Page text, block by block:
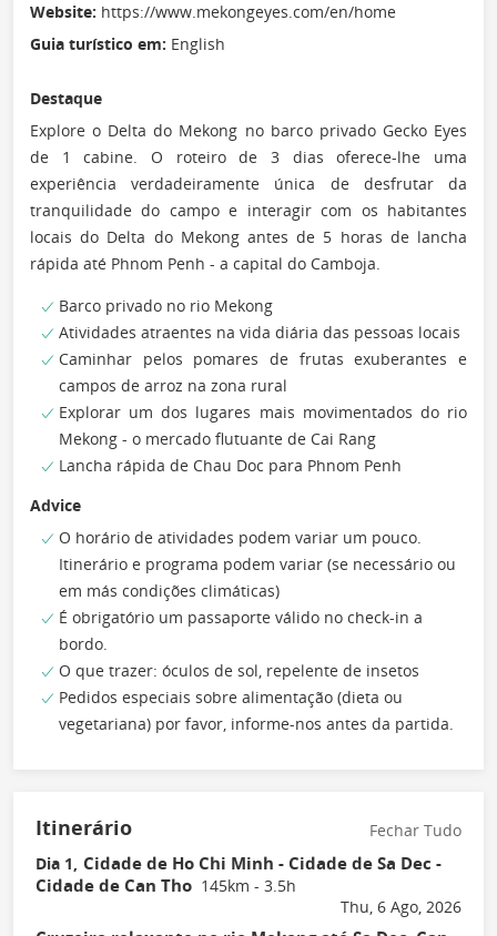
Website: https://www.mekongeyes.com/en/home
Guia turístico em: English
Destaque
Explore o Delta do Mekong no barco privado Gecko Eyes
de 1 cabine. O roteiro de 3 dias oferece-lhe uma
experiência verdadeiramente única de desfrutar da
tranquilidade do campo e interagir com os habitantes
locais do Delta do Mekong antes de 5 horas de lancha
rápida até Phnom Penh - a capital do Camboja.
Barco privado no rio Mekong
Atividades atraentes na vida diária das pessoas locais
Caminhar pelos pomares de frutas exuberantes e
campos de arroz na zona rural
Explorar um dos lugares mais movimentados do rio
Mekong - o mercado flutuante de Cai Rang
Lancha rápida de Chau Doc para Phnom Penh
Advice
O horário de atividades podem variar um pouco.
Itinerário e programa podem variar (se necessário ou
em más condições climáticas)
É obrigatório um passaporte válido no check-in a
bordo.
O que trazer: óculos de sol, repelente de insetos
Pedidos especiais sobre alimentação (dieta ou
vegetariana) por favor, informe-nos antes da partida.
Itinerário
Fechar Tudo
Dia 1, Cidade de Ho Chi Minh - Cidade de Sa Dec -
Cidade de Can Tho 145km - 3.5h
Thu, 6 Ago, 2026